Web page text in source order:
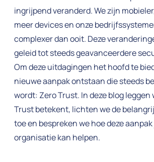
ingrijpend veranderd. We zijn
meer devices en onze
complexer dan ooit. Deze
geleid tot steeds geavanceerdere
Om deze uitdagingen het hoofd te
nieuwe aanpak ontstaan die steeds
wordt: Zero Trust. In deze blog leggen
Trust betekent, lichten we de
toe en bespreken we hoe deze
organisatie kan helpen.